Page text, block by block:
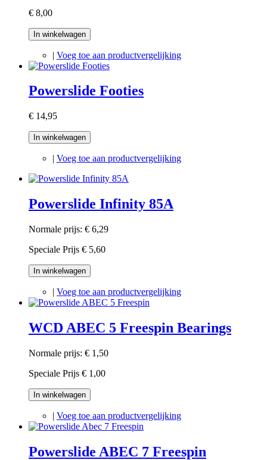
€ 8,00
In winkelwagen
| Voeg toe aan productvergelijking
Powerslide Footies
€ 14,95
In winkelwagen
| Voeg toe aan productvergelijking
Powerslide Infinity 85A
Normale prijs: € 6,29
Speciale Prijs € 5,60
In winkelwagen
| Voeg toe aan productvergelijking
WCD ABEC 5 Freespin Bearings
Normale prijs: € 1,50
Speciale Prijs € 1,00
In winkelwagen
| Voeg toe aan productvergelijking
Powerslide ABEC 7 Freespin